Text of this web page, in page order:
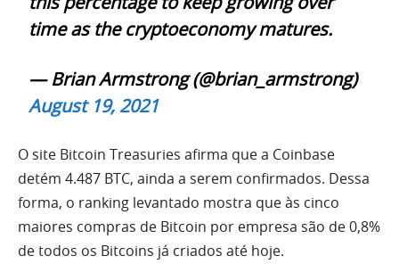
time as the cryptoeconomy matures.
— Brian Armstrong (@brian_armstrong)
August 19, 2021
O site Bitcoin Treasuries afirma que a Coinbase
detém 4.487 BTC, ainda a serem confirmados. Dessa
forma, o ranking levantado mostra que às cinco
maiores compras de Bitcoin por empresa são de 0,8%
de todos os Bitcoins já criados até hoje.